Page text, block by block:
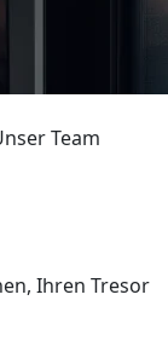
Team
Ihren Tresor